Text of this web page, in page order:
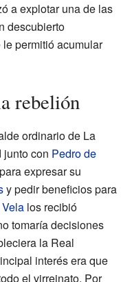
a explotar una de las
descubierto
permitió acumular
rebelión
ordinario de La
junto con Pedro de
expresar su
y pedir beneficios para
los recibió
tomaría decisiones
la Real
interés era que
el virreinato. Por